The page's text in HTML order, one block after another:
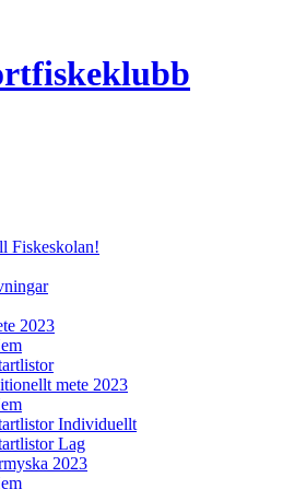
Fiskeskolan!
2023
mete 2023
Individuellt
Lag
2023